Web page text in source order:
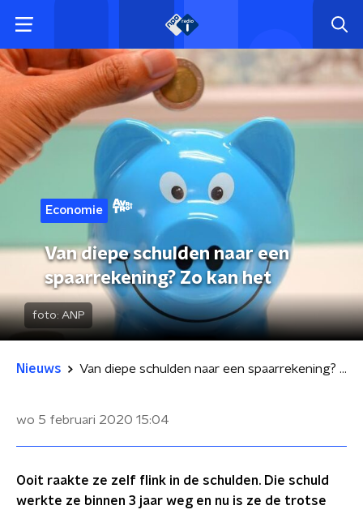
Economie
Van diepe schulden naar een
spaarrekening? Zo kan het
foto: ANP
Nieuws Van diepe schulden naar een spaarrekening? Zo kan het
wo 5 februari 2020 15:04
Ooit raakte ze zelf flink in de schulden. Die schuld
werkte ze binnen 3 jaar weg en nu is ze de trotse